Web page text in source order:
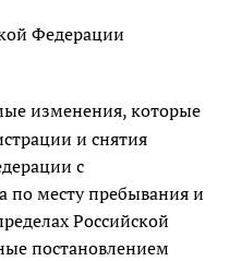
Федерации
изменения, которые
и снятия
с
по месту пребывания и
Российской
постановлением